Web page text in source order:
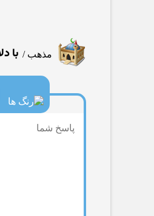
مذهب / با